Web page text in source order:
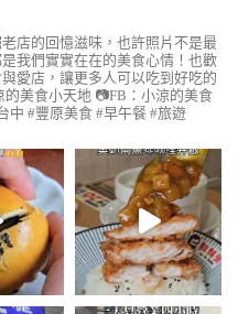
店的回憶滋味，也許照片不是最
我們實實在在的美食心情！也歡
愛店，讓更多人可以吃到好吃的
的美食小天地 📷FB：小涼的美食
中 #豐原美食 #早午餐 #旅遊